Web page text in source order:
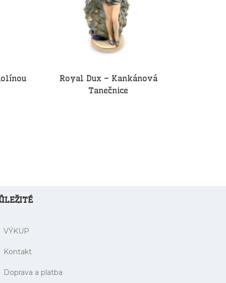
Royal Dux – Kankánová
Tanečnice
VÝKUP
Kontakt
Doprava a platba